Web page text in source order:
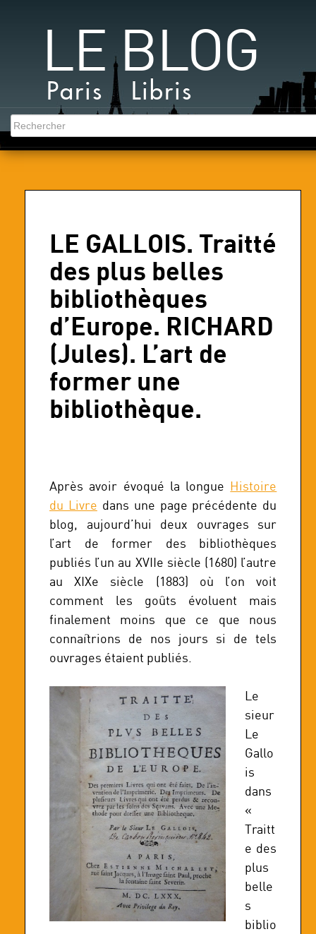
LE BLOG
Paris Libris
LE GALLOIS. Traitté
des plus belles
bibliothèques
d’Europe. RICHARD
(Jules). L’art de
former une
bibliothèque.
Après avoir évoqué la longue Histoire
du Livre dans une page précédente du
blog, aujourd’hui deux ouvrages sur
l’art de former des bibliothèques
publiés l’un au XVIIe siècle (1680) l’autre
au XIXe siècle (1883) où l’on voit
comment les goûts évoluent mais
finalement moins que ce que nous
connaîtrions de nos jours si de tels
ouvrages étaient publiés.
Le
sieur
Le
Gallo
is
dans
«
Traitt
e des
plus
belle
s
biblio